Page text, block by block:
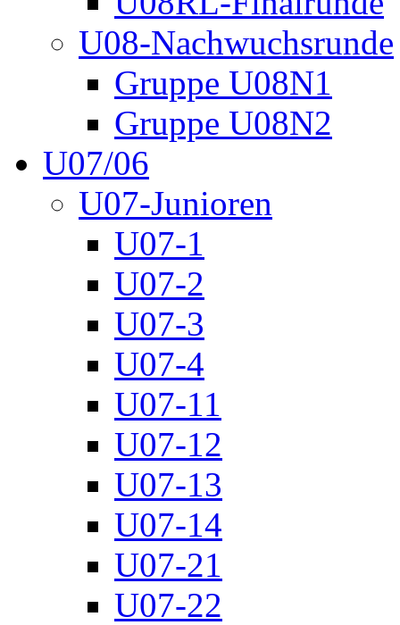
U08-Nachwuchsrunde
Gruppe U08N1
Gruppe U08N2
U07/06
U07-Junioren
U07-1
U07-2
U07-3
U07-4
U07-11
U07-12
U07-13
U07-14
U07-21
U07-22